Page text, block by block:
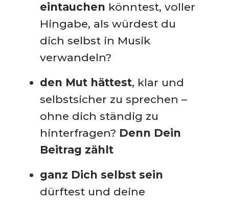
eintauchen könntest, voller
Hingabe, als würdest du
dich selbst in Musik
verwandeln?
den Mut hättest, klar und
selbstsicher zu sprechen –
ohne dich ständig zu
hinterfragen? Denn Dein
Beitrag zählt
ganz Dich selbst sein
dürftest und deine